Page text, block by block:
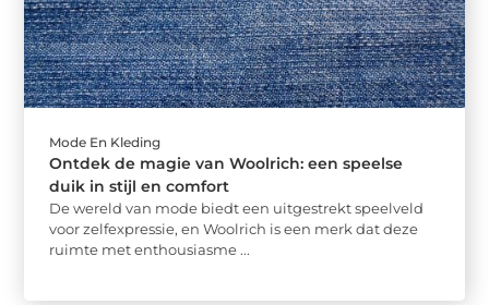
Mode En Kleding
Ontdek de magie van Woolrich: een speelse
duik in stijl en comfort
De wereld van mode biedt een uitgestrekt speelveld
voor zelfexpressie, en Woolrich is een merk dat deze
ruimte met enthousiasme ...